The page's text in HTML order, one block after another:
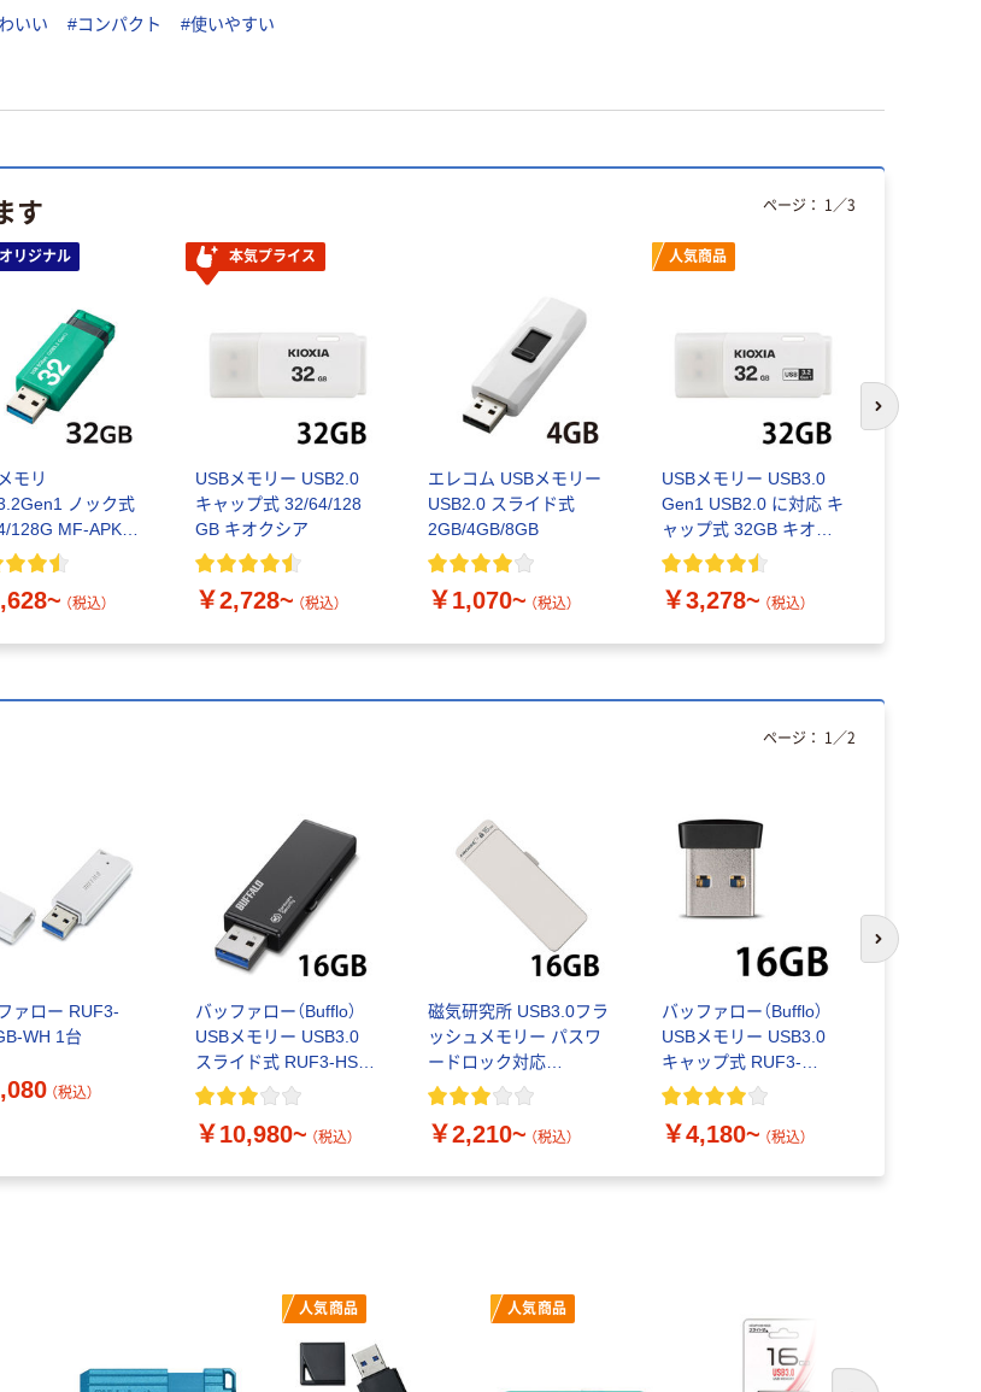
いい #コンパクト #使いやすい
す
オリジナル
モリ
ノック式
128G MF-APKU3
ズ オリジナル エ
（税込）
本気プライス
USBメモリー USB2.0
キャップ式 32/64/128
GB キオクシア
￥2,728~ （税込）
エレコム USBメモリー
USB2.0 スライド式
2GB/4GB/8GB
￥1,070~ （税込）
人気商品
USBメモリー USB3.0
Gen1 USB2.0 に対応 キ
ャップ式 32GB キオク
シア
￥3,278~ （税込）
ページ： 1 ／3
次のスライド
ァロー RUF3-
WH 1台
（税込）
バッファロー（Bufflo）
USBメモリー USB3.0
スライド式 RUF3-HSL
シリーズ
￥10,980~ （税込）
磁気研究所 USB3.0フラ
ッシュメモリー パスワ
ードロック対応
HDUF127S
￥2,210~ （税込）
バッファロー（Bufflo）
USBメモリー USB3.0
キャップ式 RUF3-
PS16Gシリーズ 16GB
￥4,180~ （税込）
ページ： 1 ／2
次のスライド
人気商品 人気商品